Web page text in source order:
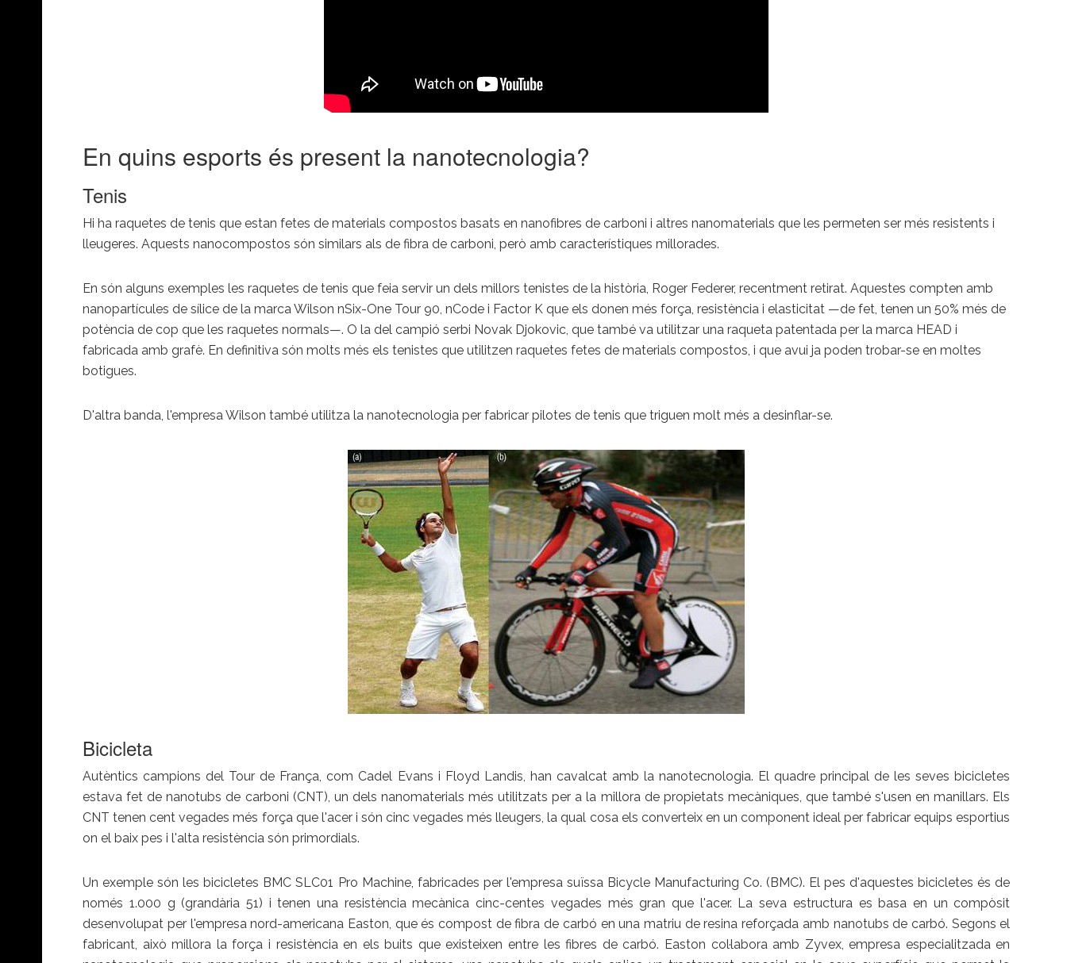
En quins esports és present la nanotecnologia?
Tenis
Hi ha raquetes de tenis que estan fetes de materials compostos basats en nanofibres de carboni i altres nanomaterials que les permeten ser més resistents i
lleugeres. Aquests nanocompostos són similars als de fibra de carboni, però amb característiques millorades.
En són alguns exemples les raquetes de tenis que feia servir un dels millors tenistes de la història, Roger Federer, recentment retirat. Aquestes compten amb
nanopartícules de sílice de la marca Wilson nSix-One Tour 90, nCode i Factor K que els donen més força, resistència i elasticitat —de fet, tenen un 50% més de
potència de cop que les raquetes normals—. O la del campió serbi Novak Djokovic, que també va utilitzar una raqueta patentada per la marca HEAD i
fabricada amb grafè. En definitiva són molts més els tenistes que utilitzen raquetes fetes de materials compostos, i que avui ja poden trobar-se en moltes
botigues.
D'altra banda, l'empresa Wilson també utilitza la nanotecnologia per fabricar pilotes de tenis que triguen molt més a desinflar-se.
Bicicleta
Autèntics campions del Tour de França, com Cadel Evans i Floyd Landis, han cavalcat amb la nanotecnologia. El quadre principal de les seves bicicletes
estava fet de nanotubs de carboni (CNT), un dels nanomaterials més utilitzats per a la millora de propietats mecàniques, que també s'usen en manillars. Els
CNT tenen cent vegades més força que l'acer i són cinc vegades més lleugers, la qual cosa els converteix en un component ideal per fabricar equips esportius
on el baix pes i l'alta resistència són primordials.
Un exemple són les bicicletes BMC SLC01 Pro Machine, fabricades per l'empresa suïssa Bicycle Manufacturing Co. (BMC). El pes d'aquestes bicicletes és de
només 1.000 g (grandària 51) i tenen una resistència mecànica cinc-centes vegades més gran que l'acer. La seva estructura es basa en un compòsit
desenvolupat per l'empresa nord-americana Easton, que és compost de fibra de carbó en una matriu de resina reforçada amb nanotubs de carbó. Segons el
fabricant, això millora la força i resistència en els buits que existeixen entre les fibres de carbó. Easton col·labora amb Zyvex, empresa especialitzada en